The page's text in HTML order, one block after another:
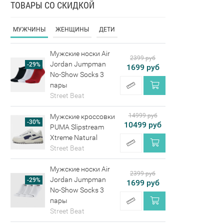
ТОВАРЫ СО СКИДКОЙ
МУЖЧИНЫ ЖЕНЩИНЫ ДЕТИ
-29%
Мужские носки Air
Jordan Jumpman
No-Show Socks 3
пары
Street Beat
2399 руб
1699 руб
-30%
Мужские кроссовки
PUMA Slipstream
Xtreme Natural
Street Beat
14999 руб
10499 руб
-29%
Мужские носки Air
Jordan Jumpman
No-Show Socks 3
пары
Street Beat
2399 руб
1699 руб